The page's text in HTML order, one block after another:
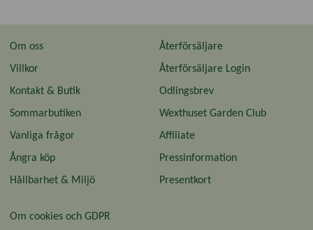
Om oss
Villkor
Kontakt & Butik
Sommarbutiken
Vanliga frågor
Ångra köp
Hållbarhet & Miljö
Återförsäljare
Återförsäljare Login
Odlingsbrev
Wexthuset Garden Club
Affiliate
Pressinformation
Presentkort
Om cookies och GDPR